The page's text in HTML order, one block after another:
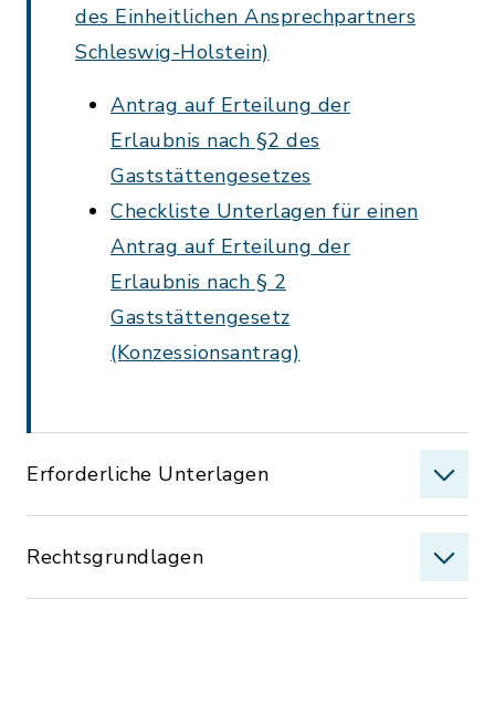
des Einheitlichen Ansprechpartners
Schleswig-Holstein)
Antrag auf Erteilung der
Erlaubnis nach §2 des
Gaststättengesetzes
Checkliste Unterlagen für einen
Antrag auf Erteilung der
Erlaubnis nach § 2
Gaststättengesetz
(Konzessionsantrag)
Erforderliche Unterlagen
Rechtsgrundlagen